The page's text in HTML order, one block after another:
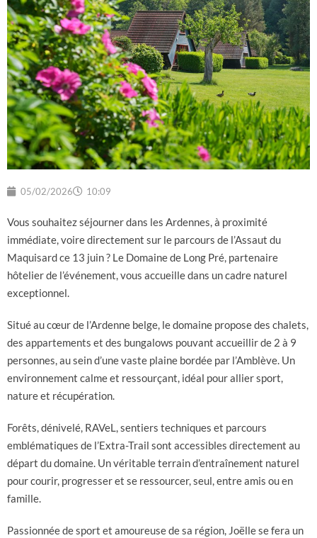
05/02/2026 10:09
Vous souhaitez séjourner dans les Ardennes, à proximité
immédiate, voire directement sur le parcours de l’Assaut du
Maquisard ce 13 juin ? Le Domaine de Long Pré, partenaire
hôtelier de l’événement, vous accueille dans un cadre naturel
exceptionnel.
Situé au cœur de l’Ardenne belge, le domaine propose des chalets,
des appartements et des bungalows pouvant accueillir de 2 à 9
personnes, au sein d’une vaste plaine bordée par l’Amblève. Un
environnement calme et ressourçant, idéal pour allier sport,
nature et récupération.
Forêts, dénivelé, RAVeL, sentiers techniques et parcours
emblématiques de l’Extra-Trail sont accessibles directement au
départ du domaine. Un véritable terrain d’entraînement naturel
pour courir, progresser et se ressourcer, seul, entre amis ou en
famille.
Passionnée de sport et amoureuse de sa région, Joëlle se fera un